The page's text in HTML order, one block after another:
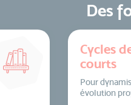
Des
Cycles
courts
Pour
évolution